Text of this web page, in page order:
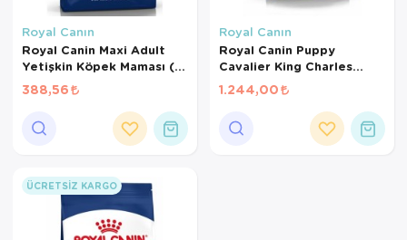
Royal Canın
Royal Canin Maxi Adult
Yetişkin Köpek Maması (1
KG BÖLÜNMÜŞ)
388,56
Royal Canın
Royal Canin Puppy
Cavalier King Charles
Yavru Köpek Maması 1,5
Kg
1.244,00
ÜCRETSIZ KARGO